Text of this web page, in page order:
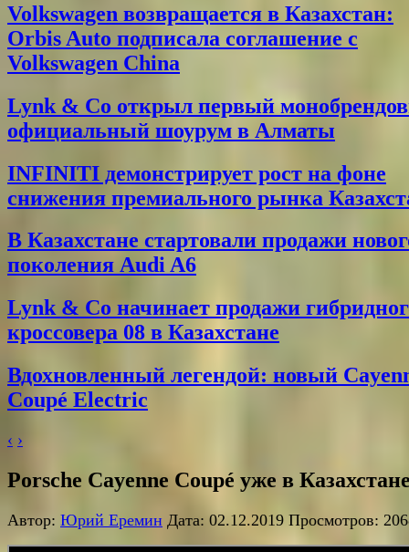
Volkswagen возвращается в Казахстан:
Orbis Auto подписала соглашение с
Volkswagen China
Lynk & Co открыл первый
официальный шоурум в Алматы
INFINITI демонстрирует рост на фоне
снижения премиального рынка
В Казахстане стартовали продажи
поколения Audi A6
Lynk & Co начинает продажи
кроссовера 08 в Казахстане
Вдохновленный легендой: новый
Coupé Electric
‹ ›
Porsche Cayenne Coupé уже в
Автор: Юрий Еремин Дата: 02.12.2019 Просмотров: